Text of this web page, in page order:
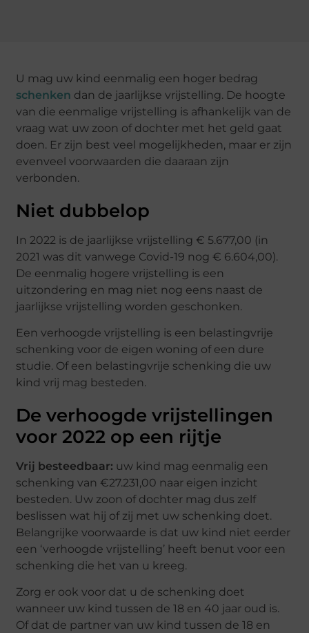
U mag uw kind eenmalig een hoger bedrag
schenken dan de jaarlijkse vrijstelling. De hoogte
van die eenmalige vrijstelling is afhankelijk van de
vraag wat uw zoon of dochter met het geld gaat
doen. Er zijn best veel mogelijkheden, maar er zijn
evenveel voorwaarden die daaraan zijn
verbonden.
Niet dubbelop
In 2022 is de jaarlijkse vrijstelling € 5.677,00 (in
2021 was dit vanwege Covid-19 nog € 6.604,00).
De eenmalig hogere vrijstelling is een
uitzondering en mag niet nog eens naast de
jaarlijkse vrijstelling worden geschonken.
Een verhoogde vrijstelling is een belastingvrije
schenking voor de eigen woning of een dure
studie. Of een belastingvrije schenking die uw
kind vrij mag besteden.
De verhoogde vrijstellingen
voor 2022 op een rijtje
Vrij besteedbaar: uw kind mag eenmalig een
schenking van €27.231,00 naar eigen inzicht
besteden. Uw zoon of dochter mag dus zelf
beslissen wat hij of zij met uw schenking doet.
Belangrijke voorwaarde is dat uw kind niet eerder
een ‘verhoogde vrijstelling’ heeft benut voor een
schenking die het van u kreeg.
Zorg er ook voor dat u de schenking doet
wanneer uw kind tussen de 18 en 40 jaar oud is.
Of dat de partner van uw kind tussen de 18 en